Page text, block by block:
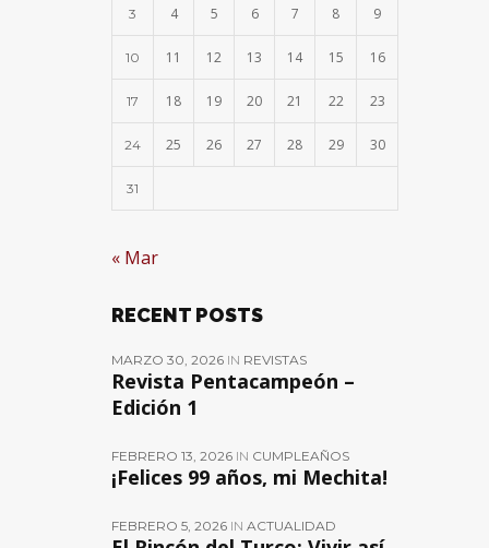
3 4 5 6 7 8 9
10 11 12 13 14 15 16
17 18 19 20 21 22 23
24 25 26 27 28 29 30
31
« Mar
RECENT POSTS
MARZO 30, 2026 IN REVISTAS
Revista Pentacampeón –
Edición 1
FEBRERO 13, 2026 IN CUMPLEAÑOS
¡Felices 99 años, mi Mechita!
FEBRERO 5, 2026 IN ACTUALIDAD